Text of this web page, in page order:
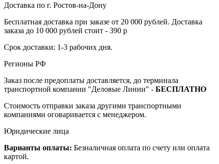
Доставка по г. Ростов-на-Дону
Бесплатная доставка при заказе от 20 000 рублей. Доставка
заказа до 10 000 рублей стоит - 390 р
Срок доставки: 1-3 рабочих дня.
Регионы РФ
Заказ после предоплаты доставляется, до терминала
транспортной компании "Деловые Линии" - БЕСПЛАТНО
Стоимость отправки заказа другими транспортными
компаниями оговаривается с менеджером.
Юридические лица
Варианты оплаты: Безналичная оплата по счету или оплата
картой.